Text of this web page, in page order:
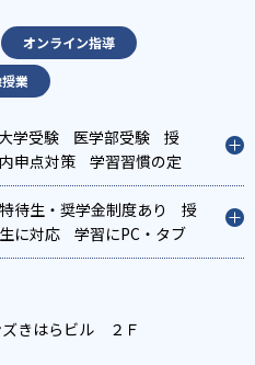
オンライン指導
業
学受験 医学部受験
授
内申点対策
学習習慣の定
策 推薦入試対策
学校別
私大対策
共通テスト対
漢検(漢字検定)対策
数
話特化対策
その他科目別
特待生・奨学金制度あり
授
に対応
学習にPC・タブ
ン対応
1科目から受講可
ズきはらビル ２Ｆ